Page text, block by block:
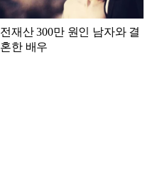
전재산 300만 원인 남자와 결
혼한 배우